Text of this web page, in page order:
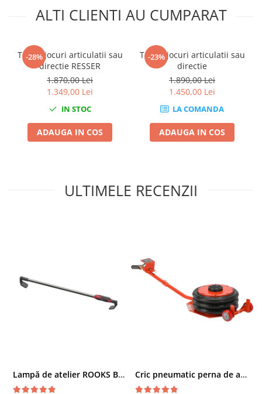
Masini de echilibrat roti
Scule Vulcanizare
ALTI CLIENTI AU CUMPARAT
-28%
Tester jocuri articulatii sau
directie RESSER
1.870,00 Lei
1.349,00 Lei
IN STOC
ADAUGA IN COS
-23%
Tester jocuri articulatii sau
directie
1.890,00 Lei
1.450,00 Lei
LA COMANDA
ADAUGA IN COS
ULTIMELE RECENZII
Lampă de atelier ROOKS B2 HYBRID pentru capotă, 2000 lumeni, 5000 mAh Cric pneumatic perna de aer cu inaltator 6T